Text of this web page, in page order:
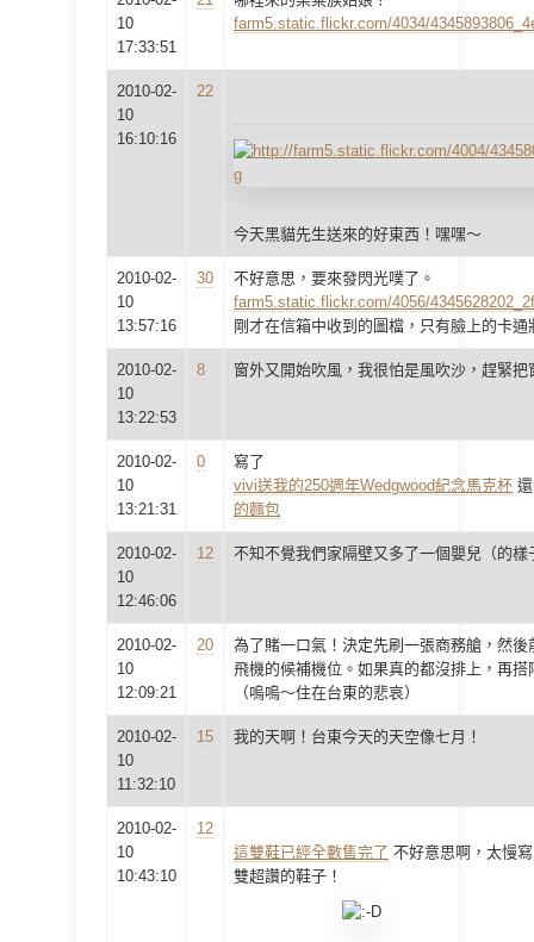
10
17:33:51
farm5.static.flickr.com/4034/
2010-02-
10
16:10:16
22
今天黑貓先生送來的好東西！嘿嘿～
2010-02-
10
13:57:16
30
不好意思，要來發閃光噗了。
farm5.static.flickr.com/4056/
剛才在信箱中收到的圖檔，只有臉上的卡
2010-02-
10
13:22:53
8 窗外又開始吹風，我很怕是風吹沙，趕緊
2010-02-
10
13:21:31
0
寫了
vivi送我的250週年Wedgwood紀念馬克杯
的麵包
2010-02-
10
12:46:06
12 不知不覺我們家隔壁又多了一個嬰兒（的
2010-02-
10
12:09:21
20
為了賭一口氣！決定先刷一張商務艙，然
飛機的候補機位。如果真的都沒排上，再
（嗚嗚～住在台東的悲哀）
2010-02-
10
11:32:10
15 我的天啊！台東今天的天空像七月！
2010-02-
10
10:43:10
12
這雙鞋已經全數售完了 不好意思啊，太慢
雙超讚的鞋子！